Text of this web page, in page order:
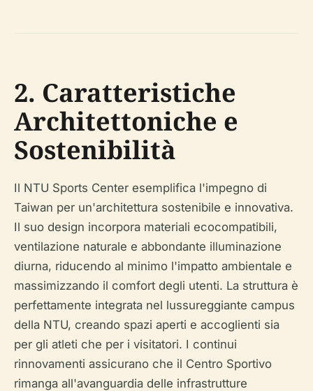
2. Caratteristiche
Architettoniche e
Sostenibilità
Il NTU Sports Center esemplifica l'impegno di
Taiwan per un'architettura sostenibile e innovativa.
Il suo design incorpora materiali ecocompatibili,
ventilazione naturale e abbondante illuminazione
diurna, riducendo al minimo l'impatto ambientale e
massimizzando il comfort degli utenti. La struttura è
perfettamente integrata nel lussureggiante campus
della NTU, creando spazi aperti e accoglienti sia
per gli atleti che per i visitatori. I continui
rinnovamenti assicurano che il Centro Sportivo
rimanga all'avanguardia delle infrastrutture